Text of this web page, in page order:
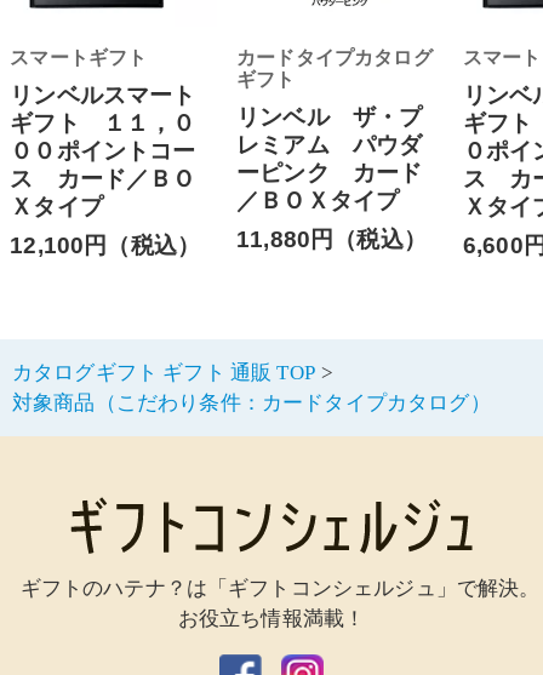
スマートギフト
リンベルスマート
ギフト １１，０
００ポイントコー
ス カード／ＢＯ
Ｘタイプ
12,100円（税込）
カードタイプカタログ
ギフト
リンベル ザ・プ
レミアム パウダ
ーピンク カード
／ＢＯＸタイプ
11,880円（税込）
スマー
リンベ
ギフ
０ポイ
ス カ
Ｘタイ
6,600
カタログギフト ギフト 通販 TOP
対象商品（こだわり条件：カードタイプカタログ）
ギフトのハテナ？は「ギフトコンシェルジュ」で解決。
お役立ち情報満載！